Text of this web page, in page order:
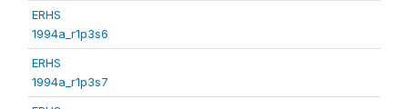
ERHS
1994a_r1p3s6
ERHS
1994a_r1p3s7